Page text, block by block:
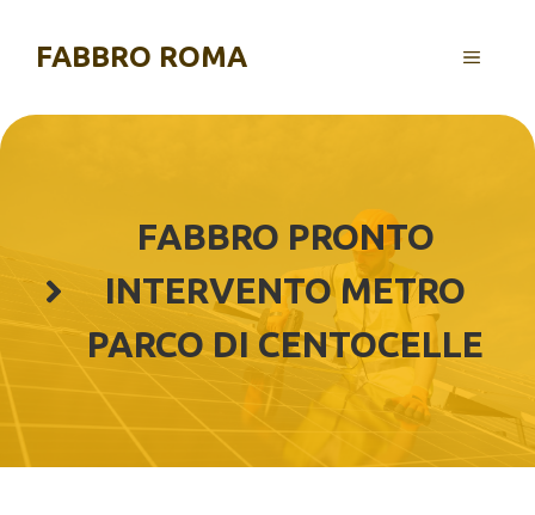
contenuto
FABBRO ROMA MENU
FABBRO PRONTO
INTERVENTO METRO
PARCO DI CENTOCELLE